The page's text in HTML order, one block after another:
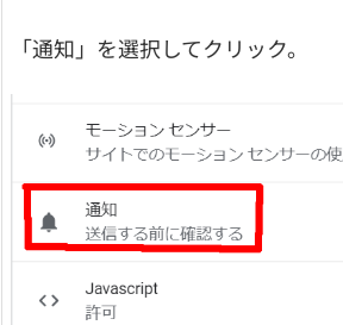
「通知」を選択してクリック。